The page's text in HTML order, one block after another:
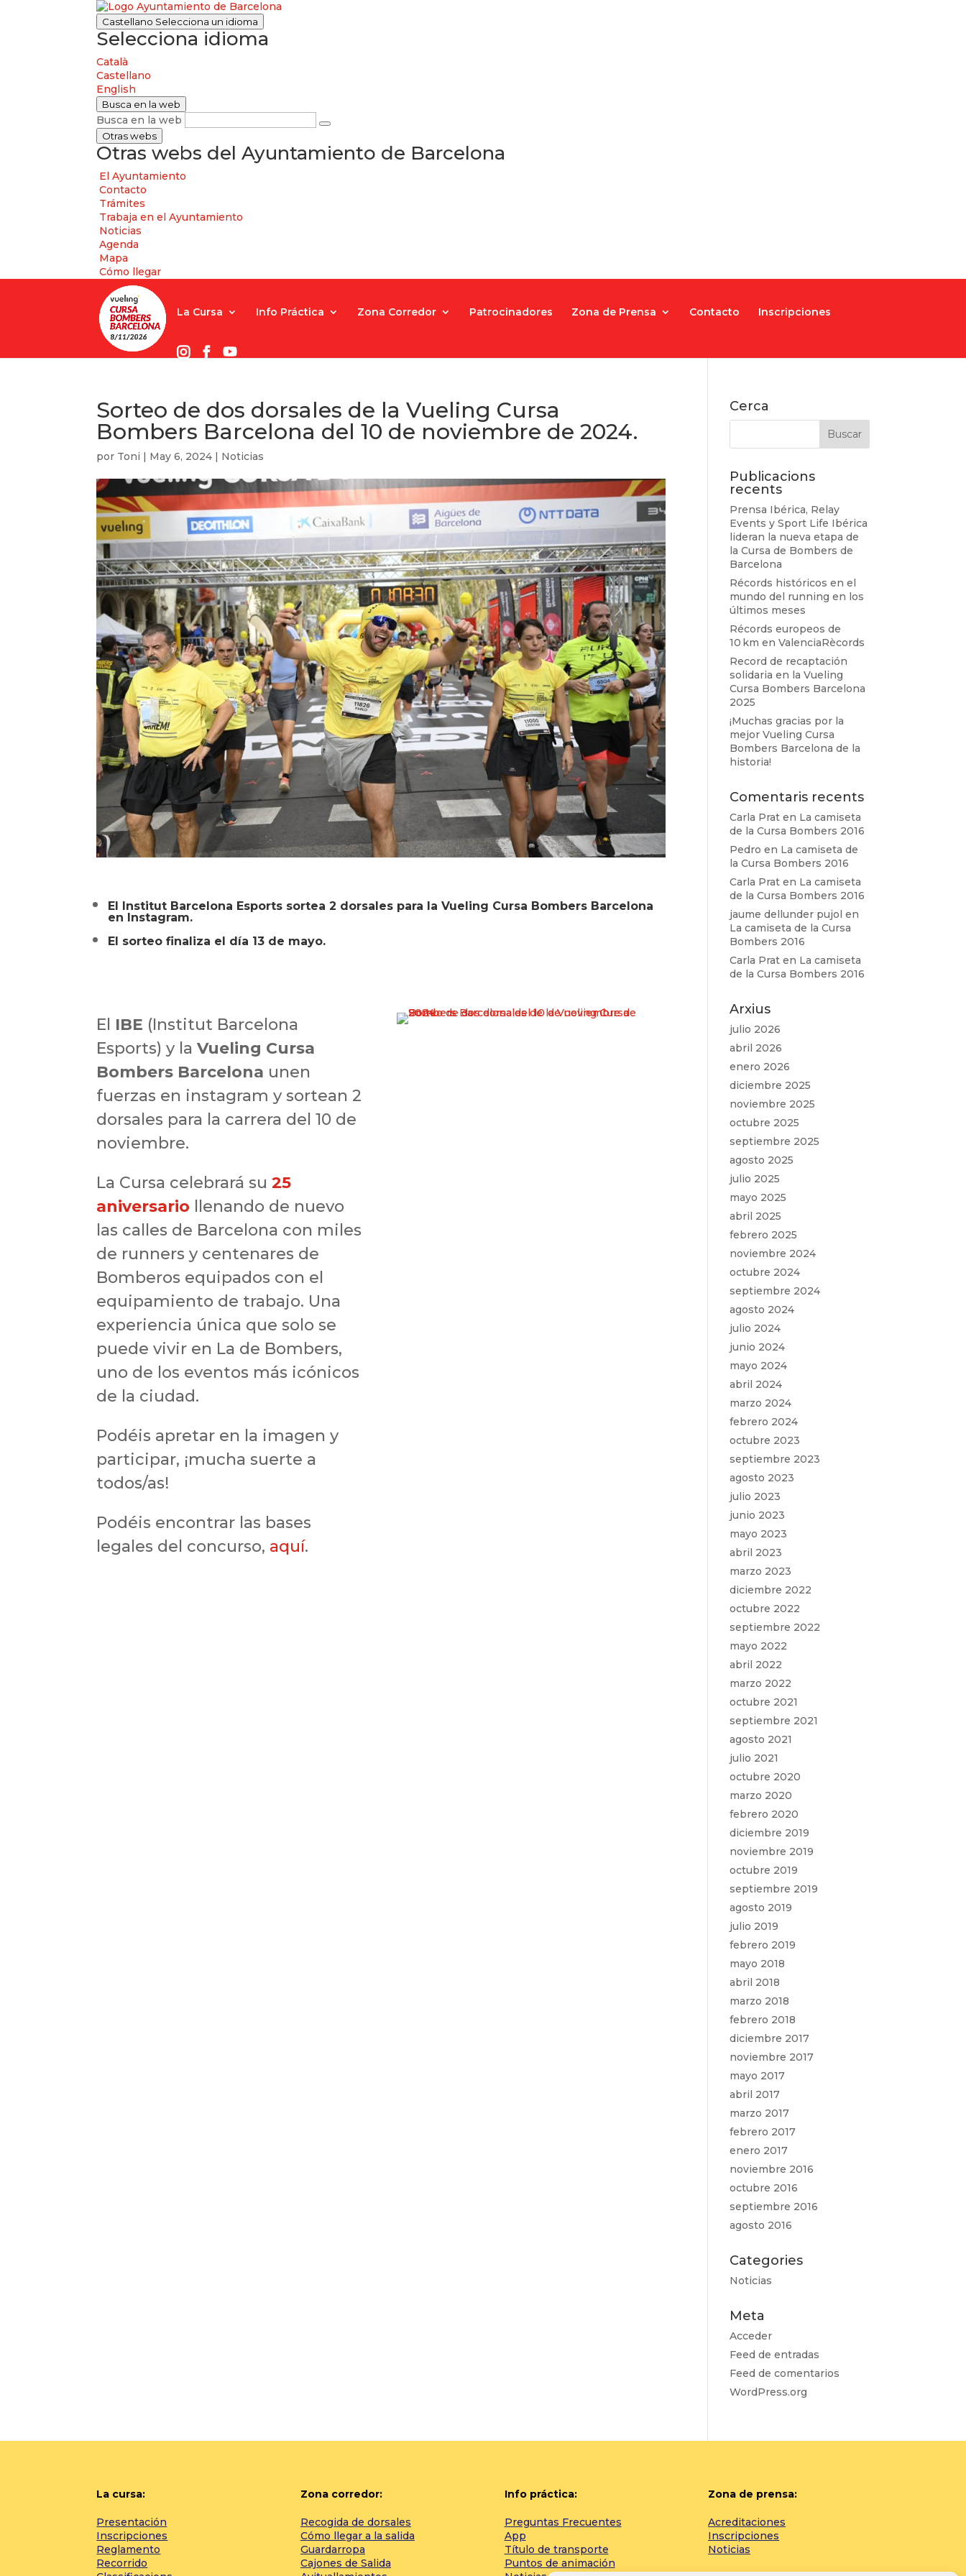
Castellano Selecciona un idioma
Selecciona idioma
Català
Castellano
English
Busca en la web
Busca en la web
Otras webs
Otras webs del Ayuntamiento de Barcelona
El Ayuntamiento
Contacto
Trámites
Trabaja en el Ayuntamiento
Noticias
Agenda
Mapa
Cómo llegar
La Cursa Info Práctica Zona Corredor Patrocinadores Zona de Prensa Contacto Inscripciones
Sorteo de dos dorsales de la Vueling Cursa
Bombers Barcelona del 10 de noviembre de 2024.
por Toni | May 6, 2024 | Noticias
El Institut Barcelona Esports sortea 2 dorsales para la Vueling Cursa Bombers Barcelona
en Instagram.
El sorteo finaliza el día 13 de mayo.
El IBE (Institut Barcelona
Esports) y laVueling Cursa
Bombers Barcelona unen
fuerzas en instagram y sortean 2
dorsales para la carrera del 10 de
noviembre.
La Cursa celebrará su25
aniversario llenando de nuevo
las calles de Barcelona con miles
de runners y centenares de
Bomberos equipados con el
equipamiento de trabajo. Una
experiencia única que solo se
puede vivir en La de Bombers,
uno de los eventos más icónicos
de la ciudad.
Podéis apretar en la imagen y
participar, ¡mucha suerte a
todos/as!
Podéis encontrar las bases
legales del concurso, aquí.
Cerca
Publicacions
recents
Prensa Ibérica, Relay
Events y Sport Life Ibérica
lideran la nueva etapa de
la Cursa de Bombers de
Barcelona
Récords históricos en el
mundo del running en los
últimos meses
Récords europeos de
10 km en ValenciaRècords
Record de recaptación
solidaria en la Vueling
Cursa Bombers Barcelona
2025
¡Muchas gracias por la
mejor Vueling Cursa
Bombers Barcelona de la
historia!
Comentaris recents
Carla Prat en La camiseta
de la Cursa Bombers 2016
Pedro en La camiseta de
la Cursa Bombers 2016
Carla Prat en La camiseta
de la Cursa Bombers 2016
jaume dellunder pujol en
La camiseta de la Cursa
Bombers 2016
Carla Prat en La camiseta
de la Cursa Bombers 2016
Arxius
julio 2026
abril 2026
enero 2026
diciembre 2025
noviembre 2025
octubre 2025
septiembre 2025
agosto 2025
julio 2025
mayo 2025
abril 2025
febrero 2025
noviembre 2024
octubre 2024
septiembre 2024
agosto 2024
julio 2024
junio 2024
mayo 2024
abril 2024
marzo 2024
febrero 2024
octubre 2023
septiembre 2023
agosto 2023
julio 2023
junio 2023
mayo 2023
abril 2023
marzo 2023
diciembre 2022
octubre 2022
septiembre 2022
mayo 2022
abril 2022
marzo 2022
octubre 2021
septiembre 2021
agosto 2021
julio 2021
octubre 2020
marzo 2020
febrero 2020
diciembre 2019
noviembre 2019
octubre 2019
septiembre 2019
agosto 2019
julio 2019
febrero 2019
mayo 2018
abril 2018
marzo 2018
febrero 2018
diciembre 2017
noviembre 2017
mayo 2017
abril 2017
marzo 2017
febrero 2017
enero 2017
noviembre 2016
octubre 2016
septiembre 2016
agosto 2016
Categories
Noticias
Meta
Acceder
Feed de entradas
Feed de comentarios
WordPress.org
La cursa:
Presentación
Inscripciones
Reglamento
Recorrido
Zona corredor:
Recogida de dorsales
Cómo llegar a la salida
Guardarropa
Cajones de Salida
Info práctica:
Preguntas Frecuentes
App
Título de transporte
Puntos de animación
Zona de prensa:
Acreditaciones
Inscripciones
Noticias